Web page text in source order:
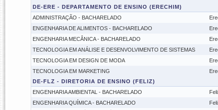
DE-ERE - DEPARTAMENTO DE ENSINO (ERECHIM)
ADMINISTRAÇÃO - BACHARELADO
ENGENHARIA DE ALIMENTOS - BACHARELADO
ENGENHARIA MECÂNICA - BACHARELADO
TECNOLOGIA EM ANÁLISE E DESENVOLVIMENTO DE SISTEMAS
TECNOLOGIA EM DESIGN DE MODA
TECNOLOGIA EM MARKETING
DE-FLZ - DIRETORIA DE ENSINO (FELIZ)
ENGENHARIA AMBIENTAL - BACHARELADO
ENGENHARIA QUÍMICA - BACHARELADO